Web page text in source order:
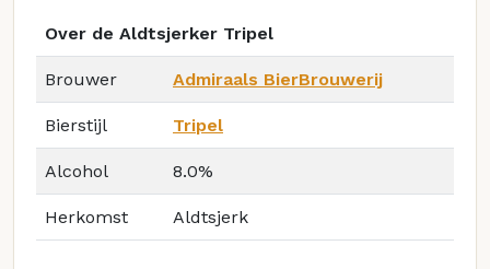
Over de Aldtsjerker Tripel
Brouwer Admiraals BierBrouwerij
Bierstijl Tripel
Alcohol 8.0%
Herkomst Aldtsjerk